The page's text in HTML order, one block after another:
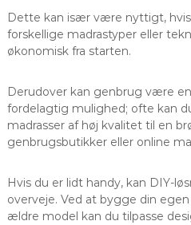
Dette kan især være nyttigt,
forskellige madrastyper eller
økonomisk fra starten.
Derudover kan genbrug være
fordelagtig mulighed; ofte kan
madrasser af høj kvalitet til en
genbrugsbutikker eller online
Hvis du er lidt handy, kan DIY-
overveje. Ved at bygge din
ældre model kan du tilpasse